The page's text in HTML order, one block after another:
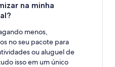
na minha
menos,
no seu pacote para
ou aluguel de
isso em um único